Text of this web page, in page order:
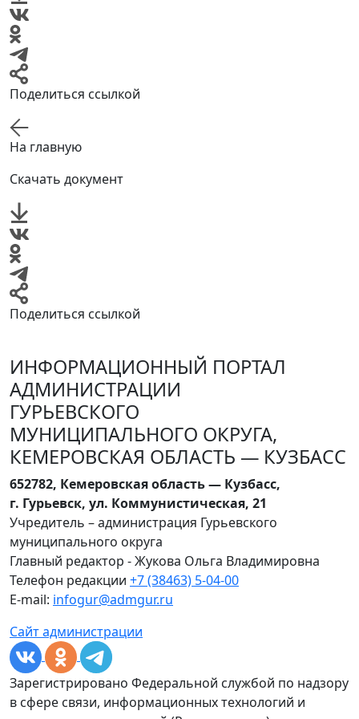
Поделиться ссылкой
На главную
Скачать документ
Поделиться ссылкой
ИНФОРМАЦИОННЫЙ ПОРТАЛ
АДМИНИСТРАЦИИ
ГУРЬЕВСКОГО
МУНИЦИПАЛЬНОГО ОКРУГА,
КЕМЕРОВСКАЯ ОБЛАСТЬ — КУЗБАСС
652782, Кемеровская область — Кузбасс,
г. Гурьевск, ул. Коммунистическая, 21
Учредитель – администрация Гурьевского
муниципального округа
Главный редактор - Жукова Ольга Владимировна
Телефон редакции +7 (38463) 5-04-00
E-mail: infogur@admgur.ru
Сайт администрации
Зарегистрировано Федеральной службой по надзору
в сфере связи, информационных технологий и